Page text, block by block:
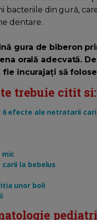
bacteriile din gură,
dentare.
gura de biberon
orală adecvată.
încurajați să
trebuie citit si:
efecte ale netratarii
la bebelus
unor boli